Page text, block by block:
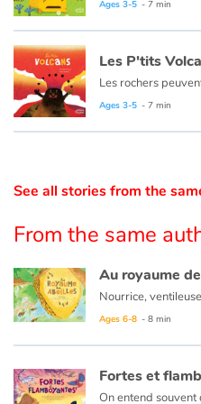
Catalogue anglais
Contraste +
Schools
Libraries
Videos & Tutorials
Ages 3-5 - 7 min
Les P'tits
Ages 3-5 - 7 min
See all stories from the
From the same
Au royaume
Ages 6-8 - 8 min
Fortes et